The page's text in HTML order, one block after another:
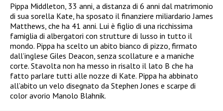
Pippa Middleton, 33 anni, a distanza di 6 anni dal matrimonio
di sua sorella Kate, ha sposato il finanziere miliardario James
Matthews, che ha 41 anni. Lui è figlio di una ricchissima
famiglia di albergatori con strutture di lusso in tutto il
mondo. Pippa ha scelto un abito bianco di pizzo, firmato
dall’inglese Giles Deacon, senza scollature e a maniche
corte. Stavolta non ha messo in risalto il lato B che ha
fatto parlare tutti alle nozze di Kate. Pippa ha abbinato
all’abito un velo disegnato da Stephen Jones e scarpe di
color avorio Manolo Blahnik.